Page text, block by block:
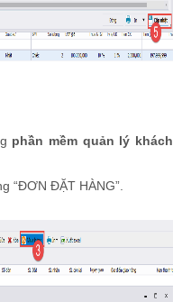
phần mềm quản lý khách
“ĐƠN ĐẶT HÀNG”.